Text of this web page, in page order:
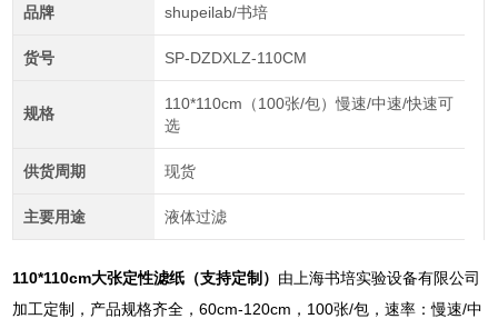
品牌 shupeilab/书培
货号 SP-DZDXLZ-110CM
规格
110*110cm（100张/包）慢速/中速/快速可
选
供货周期 现货
主要用途 液体过滤
110*110cm大张定性滤纸（支持定制） 由上海书培实验设备有限公司
加工定制，产品规格齐全，60cm-120cm，100张/包，速率：慢速/中